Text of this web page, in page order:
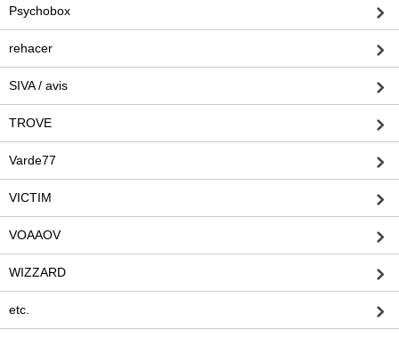
Psychobox
rehacer
SIVA / avis
TROVE
Varde77
VICTIM
VOAAOV
WIZZARD
etc.